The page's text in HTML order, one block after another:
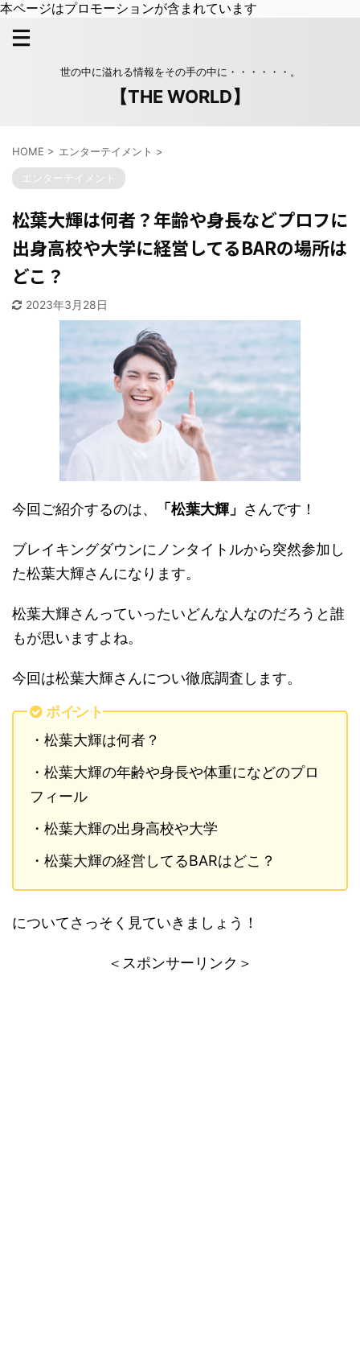
本ページはプロモーションが含まれています
世の中に溢れる情報をその手の中に・・・・・・。
【THE WORLD】
HOME > エンターテイメント >
エンターテイメント
松葉大輝は何者？年齢や身長などプロフに
出身高校や大学に経営してるBARの場所は
どこ？
2023年3月28日
今回ご紹介するのは、 「松葉大輝」 さんです！
ブレイキングダウンにノンタイトルから突然参加し
た松葉大輝さんになります。
松葉大輝さんっていったいどんな人なのだろうと誰
もが思いますよね。
今回は松葉大輝さんについ徹底調査します。
ポイント
・松葉大輝は何者？
・松葉大輝の年齢や身長や体重になどのプロ
フィール
・松葉大輝の出身高校や大学
・松葉大輝の経営してるBARはどこ？
についてさっそく見ていきましょう！
＜スポンサーリンク＞